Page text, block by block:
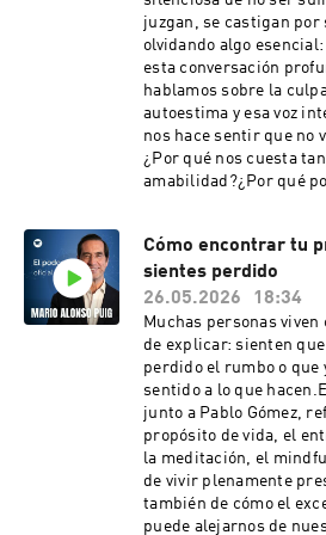
RECURSOS ÚTILES: 📖
audionewsletter
conferencia
SOCIALES
dIn⁠𝕏 ⁠Twitter
del papel de víctima y
mentales transforman,
Online Reinventarse.
versión y fortalece tu
gratis la Meditación del
momento para
Por qué perdonar es un
obligación moral▶️ La
(lo que hice) y la
heridas del apego que
tres años▶️ Por qué a
papel de víctima▶️
afectan al sistema
efecto placebo y el
escuchan tus
hablarnos bien no es un
necesidad▶️ Cómo
reconociendo que
defecto¡Suscríbete!SI
juzgan, se castigan por
olvidando algo
esta conversación
hablamos sobre la
autoestima y esa voz
nos hace sentir que no
¿Por qué nos cuesta
amabilidad?¿Por qué
autoestima sana?A
y reflexiones muy
cambiar la forma en la
sanar heridas que
dejar de vivir desde la
persona no crece
cuando aprende a
comprensión.Ojalá esta
iniciar ese viaje hacia
DE LA MENTE EN
meditación gratuita que
utilidad. La encuentras
INFORMACIÓN Y
Cómo encontrar tu
sientes perdido
26.05.2026
18:34
Muchas personas
de explicar: sienten
perdido el rumbo o que
sentido a lo que
junto a Pablo Gómez,
propósito de vida, el
la meditación, el
de vivir plenamente
también de cómo el
puede alejarnos de